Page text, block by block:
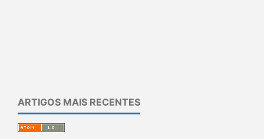
ARTIGOS MAIS RECENTES